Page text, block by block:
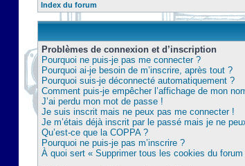
Index du forum
Problèmes de connexion et d’inscription
Pourquoi ne puis-je pas me connecter ?
Pourquoi ai-je besoin de m’inscrire, après tout ?
Pourquoi suis-je déconnecté automatiquement ?
Comment puis-je empêcher l’affichage de mon
J’ai perdu mon mot de passe !
Je suis inscrit mais ne peux pas me connecter !
Je m’étais déjà inscrit par le passé mais je ne
Qu’est-ce que la COPPA ?
Pourquoi ne puis-je pas m’inscrire ?
À quoi sert « Supprimer tous les cookies du forum